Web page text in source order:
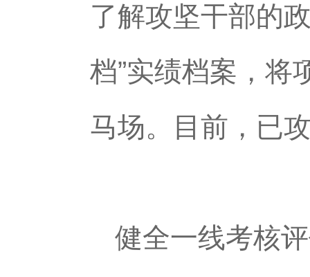
了解攻坚干部的
档”实绩档案，将
马场。目前，已
健全一线考核